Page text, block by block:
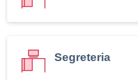
Segreteria